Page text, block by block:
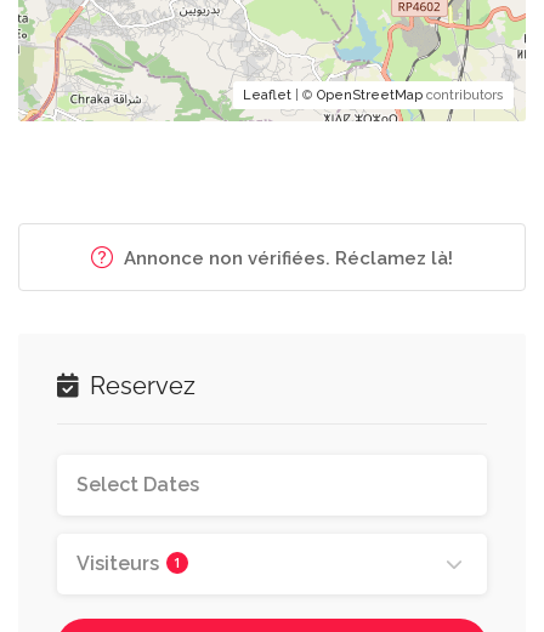
Leaflet | © OpenStreetMap contributors
Annonce non vérifiées. Réclamez là!
Reservez
Visiteurs 1